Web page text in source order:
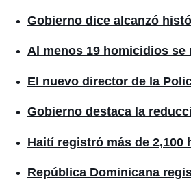
Gobierno dice alcanzó
Al menos 19 homicidios se
El nuevo director de la
Gobierno destaca la
Haití registró más de 2,100
República Dominicana